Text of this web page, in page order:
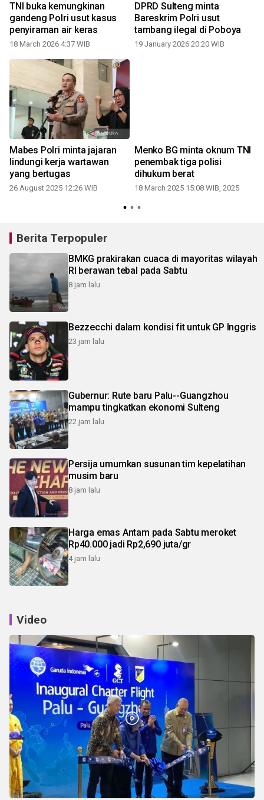
TNI buka kemungkinan
gandeng Polri usut kasus
penyiraman air keras
18 March 2026 4:37 WIB
DPRD Sulteng minta
Bareskrim Polri usut
tambang ilegal di Poboya
19 January 2026 20:20 WIB
Mabes Polri minta jajaran
lindungi kerja wartawan
yang bertugas
26 August 2025 12:26 WIB
Menko BG minta oknum TNI
penembak tiga polisi
dihukum berat
18 March 2025 15:08 WIB, 2025
Berita Terpopuler
BMKG prakirakan cuaca di mayoritas wilayah
RI berawan tebal pada Sabtu
8 jam lalu
Bezzecchi dalam kondisi fit untuk GP Inggris
23 jam lalu
Gubernur: Rute baru Palu--Guangzhou
mampu tingkatkan ekonomi Sulteng
22 jam lalu
Persija umumkan susunan tim kepelatihan
musim baru
8 jam lalu
Harga emas Antam pada Sabtu meroket
Rp40.000 jadi Rp2,690 juta/gr
4 jam lalu
Video